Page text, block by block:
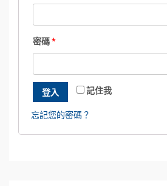
密碼*
記住我
登入
忘記您的密碼？